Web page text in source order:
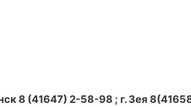
8 (41647) 2-58-98 ; г. Зея